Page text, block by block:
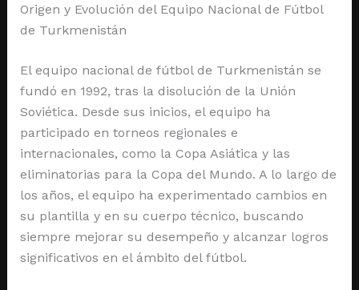
Origen y Evolución del Equipo Nacional de Fútbol
de Turkmenistán
El equipo nacional de fútbol de Turkmenistán se
fundó en 1992, tras la disolución de la Unión
Soviética. Desde sus inicios, el equipo ha
participado en torneos regionales e
internacionales, como la Copa Asiática y las
eliminatorias para la Copa del Mundo. A lo largo de
los años, el equipo ha experimentado cambios en
su plantilla y en su cuerpo técnico, buscando
siempre mejorar su desempeño y alcanzar logros
significativos en el ámbito del fútbol.